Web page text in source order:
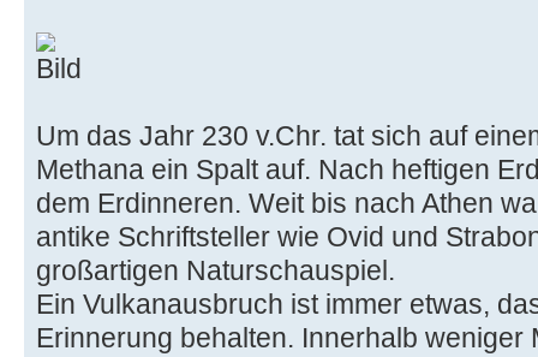
Um das Jahr 230 v.Chr. tat sich auf
Methana ein Spalt auf. Nach heftigen
dem Erdinneren. Weit bis nach Athen
antike Schriftsteller wie Ovid und
großartigen Naturschauspiel.
Ein Vulkanausbruch ist immer etwas,
Erinnerung behalten. Innerhalb weniger